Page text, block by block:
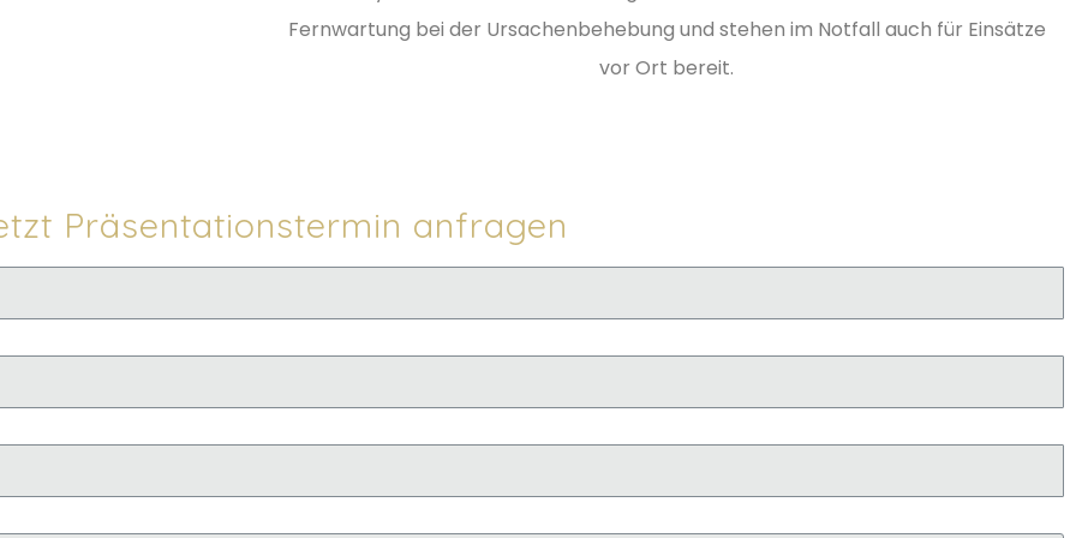
Fernwartung bei der Ursachenbehebung und stehen im Notfall auch für Einsätze
vor Ort bereit.
Präsentationstermin anfragen